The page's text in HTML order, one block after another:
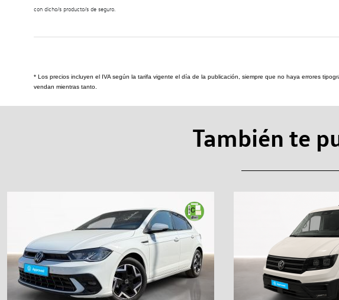
con dicho/s producto/s de seguro.
* Los precios incluyen el IVA según la tarifa vigente el día de la publicación, siempre que no haya errores
vendan mientras tanto.
También te